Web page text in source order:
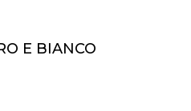
E BIANCO